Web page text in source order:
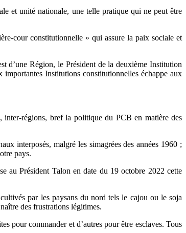
et unité nationale, une telle pratique qui ne peut être
cour constitutionnelle » qui assure la paix sociale et
d’une Région, le Président de la deuxième Institution
Institutions constitutionnelles échappe aux
inter-régions, bref la politique du PCB en matière des
interposés, malgré les simagrées des années 1960 ;
pays.
au Président Talon en date du 19 octobre 2022 cette
par les paysans du nord tels le cajou ou le soja
des frustrations légitimes.
pour commander et d’autres pour être esclaves. Tous